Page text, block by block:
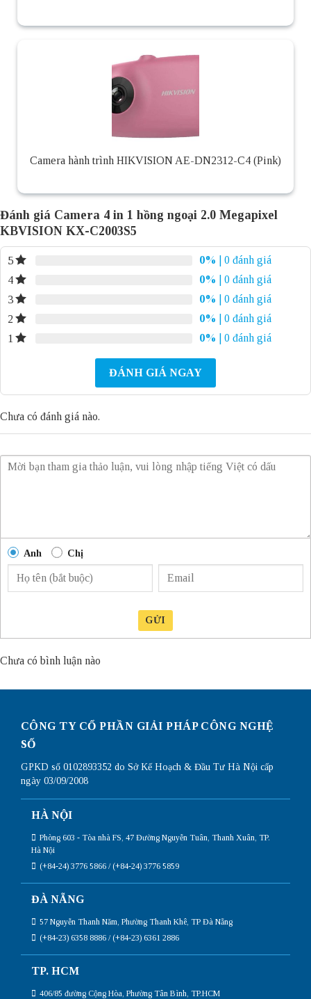
Camera hành trình HIKVISION AE-DN2312-C4 (Pink)
Đánh giá Camera 4 in 1 hồng ngoại 2.0 Megapixel
KBVISION KX-C2003S5
5 0%
| 0 đánh giá
4
0%
| 0 đánh giá
3
0%
| 0 đánh giá
2
0%
| 0 đánh giá
1
0% | 0 đánh giá
ĐÁNH GIÁ NGAY
Chưa có đánh giá nào.
Anh Chị
GỬI
Chưa có bình luận nào
CÔNG TY CỔ PHẦN GIẢI PHÁP CÔNG NGHỆ
SỐ
GPKD số 0102893352 do Sở Kế Hoạch & Đầu Tư Hà Nội cấp
ngày 03/09/2008
HÀ NỘI
Phòng 603 - Tòa nhà FS, 47 Đường Nguyễn Tuân, Thanh Xuân, TP.
Hà Nội
(+84-24) 3776 5866 / (+84-24) 3776 5859
ĐÀ NẴNG
57 Nguyễn Thanh Năm, Phường Thanh Khê, TP Đà Nẵng
(+84-23) 6358 8886 / (+84-23) 6361 2886
TP. HCM
406/85 đường Cộng Hòa, Phường Tân Bình, TP.HCM